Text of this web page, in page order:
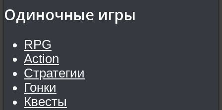
Одиночные игры
RPG
Action
Стратегии
Гонки
Квесты